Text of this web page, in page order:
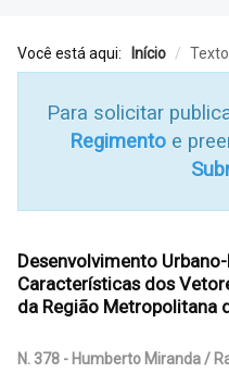
Você está aqui: Início /
Para solicitar
Regimento e
Desenvolvimento
Características dos
da Região Metropolitana
N. 378 - Humberto Miranda /